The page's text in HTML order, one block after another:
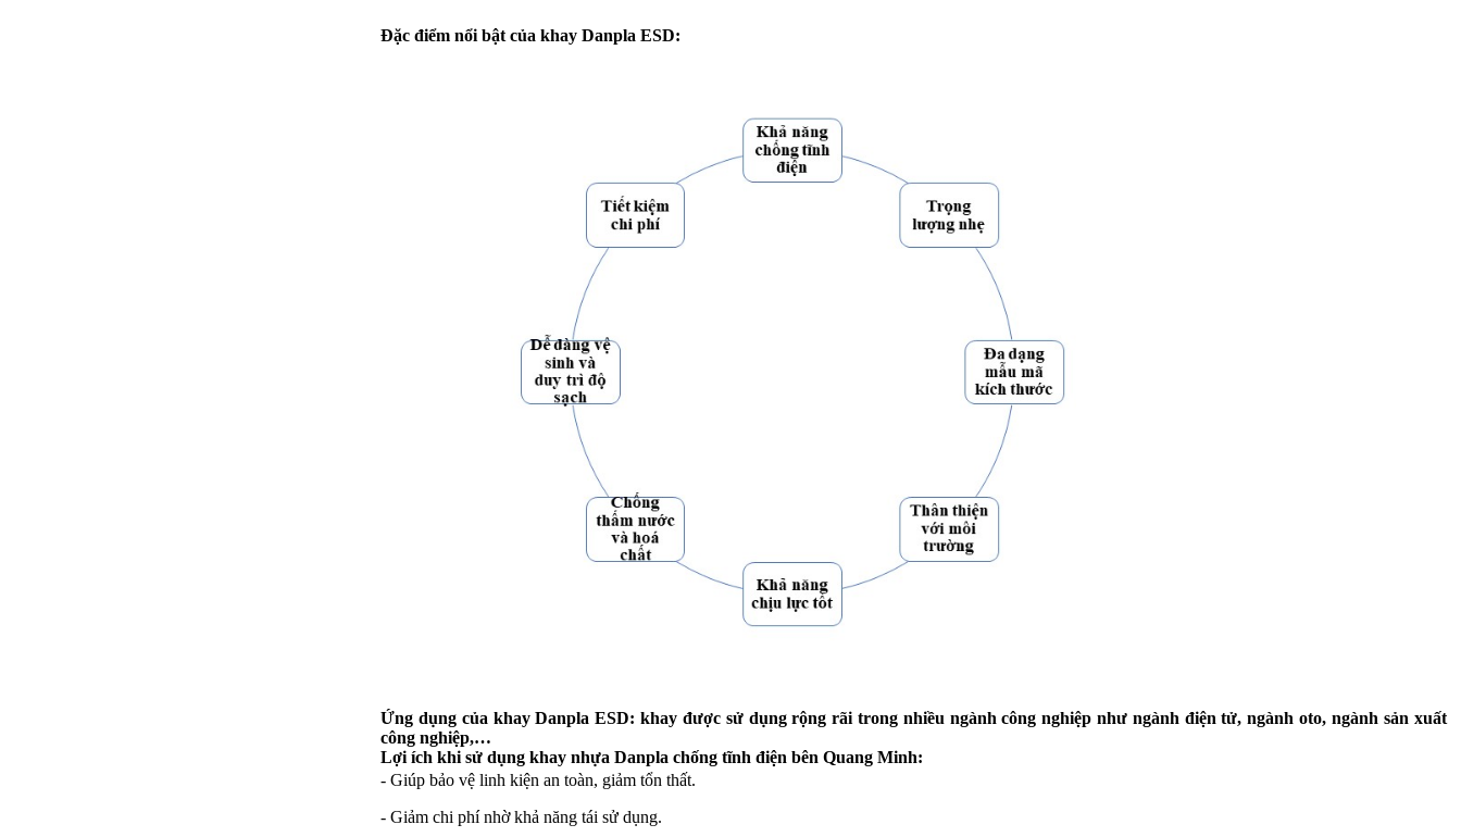
Đặc điểm nổi bật của khay Danpla ESD:
Ứng dụng của khay Danpla ESD: khay được sử dụng rộng rãi trong nhiều ngành công nghiệp như ngành điện tử, ngành oto, ngành sản xuất
công nghiệp,…
Lợi ích khi sử dụng khay nhựa Danpla chống tĩnh điện bên Quang Minh:
- Giúp bảo vệ linh kiện an toàn, giảm tổn thất.
- Giảm chi phí nhờ khả năng tái sử dụng.